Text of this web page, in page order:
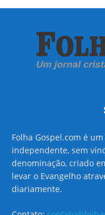
Folha Gospel.com é
independente, sem
denominação, criado
levar o Evangelho
diariamente.